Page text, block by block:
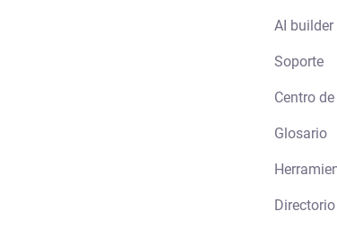
AI
Soporte
Centro
Glosario
Directorio